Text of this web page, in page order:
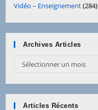
Vidéo – Enseignement(284)
Archives Articles
Archives
Sélectionner un mois
Articles Récents